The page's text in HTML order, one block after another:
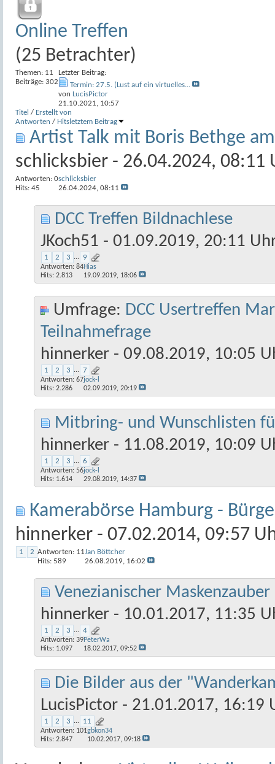
Online Treffen
(25 Betrachter)
Themen: 11
Beiträge: 302
Letzter Beitrag:
Termin: 27.5. (Lust auf ein virtuelles...
von LucisPictor
21.10.2021, 10:57
Titel / Erstellt von
Antworten / Hits letztem Beitrag
Artist Talk mit Boris Bethge
schlicksbier - 26.04.2024, 08:11
Antworten: 0
Hits: 45
schlicksbier
26.04.2024, 08:11
DCC Treffen Bildnachlese
JKoch51 - 01.09.2019, 20:11
1 2 3 ... 9
Antworten: 84
Hits: 2.813
Hias
19.09.2019, 18:06
Umfrage: DCC Usertreffen
Teilnahmefrage
hinnerker - 09.08.2019, 10:05
1 2 3 ... 7
Antworten: 67
Hits: 2.286
jock-l
02.09.2019, 20:19
Mitbring- und Wunschlisten
hinnerker - 11.08.2019, 10:09
1 2 3 ... 6
Antworten: 56
Hits: 1.614
jock-l
29.08.2019, 14:37
Kamerabörse Hamburg -
hinnerker - 07.02.2014, 09:57
1 2 Antworten: 11
Hits: 589
Jan Böttcher
26.08.2019, 16:02
Venezianischer
hinnerker - 10.01.2017, 11:35
1 2 3 ... 4
Antworten: 39
Hits: 1.097
PeterWa
18.02.2017, 09:52
Die Bilder aus der
LucisPictor - 21.01.2017, 16:19
1 2 3 ... 11
Antworten: 101
Hits: 2.847
gbkon34
10.02.2017, 09:18